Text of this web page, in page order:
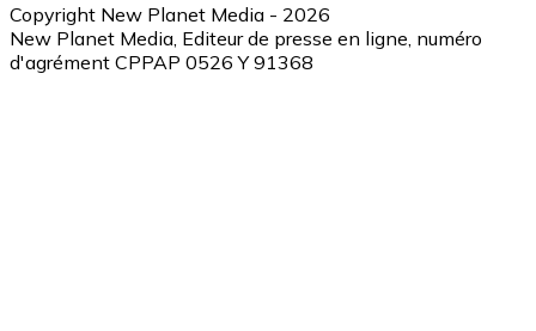
Copyright New Planet Media - 2026
New Planet Media, Editeur de presse en ligne, numéro
d'agrément CPPAP 0526 Y 91368